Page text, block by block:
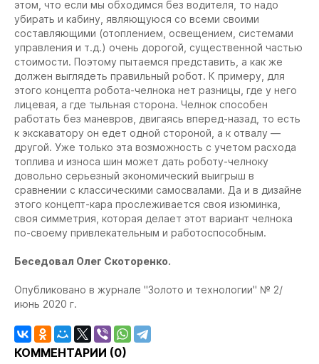
этом, что если мы обходимся без водителя, то надо
убирать и кабину, являющуюся со всеми своими
составляющими (отоплением, освещением, системами
управления и т.д.) очень дорогой, существенной частью
стоимости. Поэтому пытаемся представить, а как же
должен выглядеть правильный робот. К примеру, для
этого концепта робота-челнока нет разницы, где у него
лицевая, а где тыльная сторона. Челнок способен
работать без маневров, двигаясь вперед-назад, то есть
к экскаватору он едет одной стороной, а к отвалу —
другой. Уже только эта возможность с учетом расхода
топлива и износа шин может дать роботу-челноку
довольно серьезный экономический выигрыш в
сравнении с классическими самосвалами. Да и в дизайне
этого концепт-кара прослеживается своя изюминка,
своя симметрия, которая делает этот вариант челнока
по-своему привлекательным и работоспособным.
Беседовал Олег Скоторенко.
Опубликовано в журнале "Золото и технологии" № 2/
июнь 2020 г.
КОММЕНТАРИИ (0)